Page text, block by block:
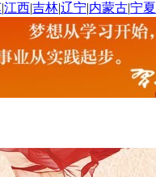
|江西|吉林|辽宁|内蒙古|宁夏